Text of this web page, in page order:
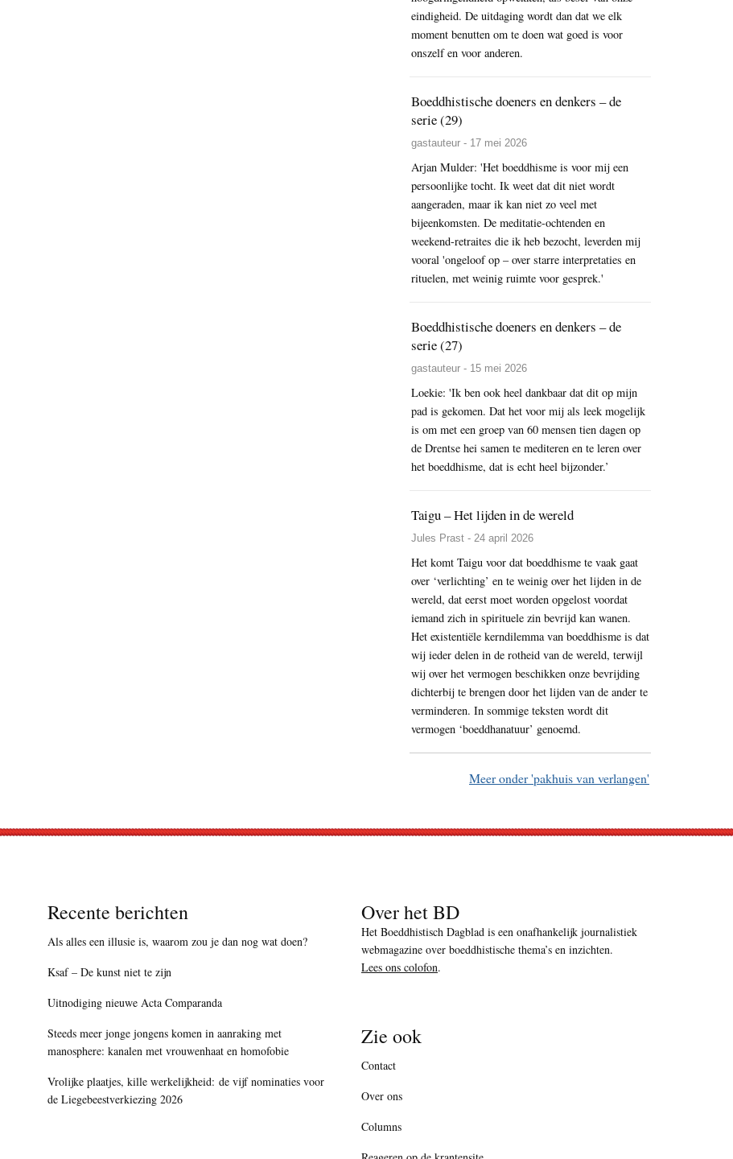
eindigheid. De uitdaging wordt dan dat we elk
moment benutten om te doen wat goed is voor
onszelf en voor anderen.
Boeddhistische doeners en denkers – de
serie (29)
gastauteur - 17 mei 2026
Arjan Mulder: 'Het boeddhisme is voor mij een
persoonlijke tocht. Ik weet dat dit niet wordt
aangeraden, maar ik kan niet zo veel met
bijeenkomsten. De meditatie-ochtenden en
weekend-retraites die ik heb bezocht, leverden mij
vooral 'ongeloof op – over starre interpretaties en
rituelen, met weinig ruimte voor gesprek.'
Boeddhistische doeners en denkers – de
serie (27)
gastauteur - 15 mei 2026
Loekie: 'Ik ben ook heel dankbaar dat dit op mijn
pad is gekomen. Dat het voor mij als leek mogelijk
is om met een groep van 60 mensen tien dagen op
de Drentse hei samen te mediteren en te leren over
het boeddhisme, dat is echt heel bijzonder.’
Taigu – Het lijden in de wereld
Jules Prast - 24 april 2026
Het komt Taigu voor dat boeddhisme te vaak gaat
over ‘verlichting’ en te weinig over het lijden in de
wereld, dat eerst moet worden opgelost voordat
iemand zich in spirituele zin bevrijd kan wanen.
Het existentiële kerndilemma van boeddhisme is dat
wij ieder delen in de rotheid van de wereld, terwijl
wij over het vermogen beschikken onze bevrijding
dichterbij te brengen door het lijden van de ander te
verminderen. In sommige teksten wordt dit
vermogen ‘boeddhanatuur’ genoemd.
Meer onder 'pakhuis van verlangen'
Recente berichten
Als alles een illusie is, waarom zou je dan nog wat doen?
Ksaf – De kunst niet te zijn
Uitnodiging nieuwe Acta Comparanda
Steeds meer jonge jongens komen in aanraking met
manosphere: kanalen met vrouwenhaat en homofobie
Vrolijke plaatjes, kille werkelijkheid: de vijf nominaties voor
de Liegebeestverkiezing 2026
Over het BD
Het Boeddhistisch Dagblad is een onafhankelijk journalistiek
webmagazine over boeddhistische thema’s en inzichten.
Lees ons colofon.
Zie ook
Contact
Over ons
Columns